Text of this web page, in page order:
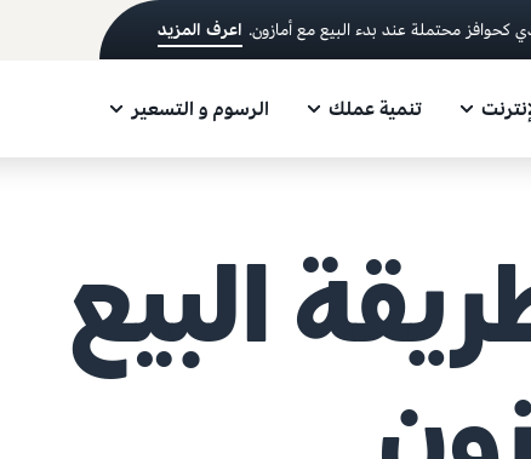
اعرف المزيد
تنمية عملك الرسوم و التسعير
البيع